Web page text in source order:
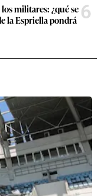
militares: ¿qué se
la Espriella pondrá 6